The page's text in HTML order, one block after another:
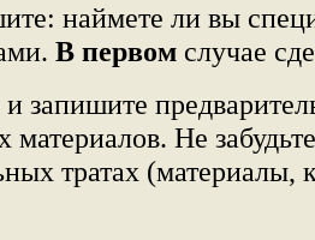
наймете ли вы
В первом случае
и запишите
материалов. Не
тратах (материалы,